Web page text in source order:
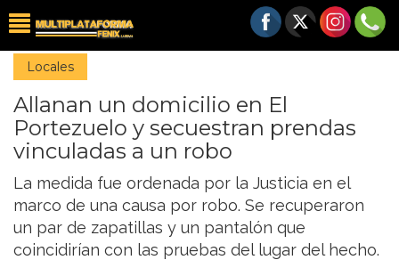
Locales
Allanan un domicilio en El
Portezuelo y secuestran prendas
vinculadas a un robo
La medida fue ordenada por la Justicia en el
marco de una causa por robo. Se recuperaron
un par de zapatillas y un pantalón que
coincidirían con las pruebas del lugar del hecho.